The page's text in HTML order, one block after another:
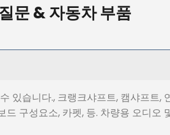
문 & 자동차 부품
있습니다., 크랭크샤프트, 캠샤프트,
구성요소, 카펫, 등. 차량용 오디오